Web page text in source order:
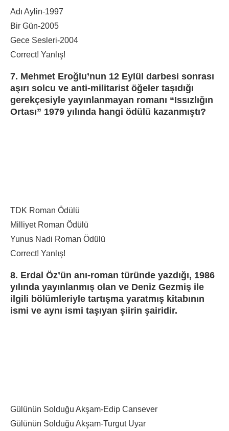
Adı Aylin-1997
Bir Gün-2005
Gece Sesleri-2004
Correct! Yanlış!
7. Mehmet Eroğlu’nun 12 Eylül darbesi sonrası
aşırı solcu ve anti-militarist öğeler taşıdığı
gerekçesiyle yayınlanmayan romanı “Issızlığın
Ortası” 1979 yılında hangi ödülü kazanmıştı?
TDK Roman Ödülü
Milliyet Roman Ödülü
Yunus Nadi Roman Ödülü
Correct! Yanlış!
8. Erdal Öz’ün anı-roman türünde yazdığı, 1986
yılında yayınlanmış olan ve Deniz Gezmiş ile
ilgili bölümleriyle tartışma yaratmış kitabının
ismi ve aynı ismi taşıyan şiirin şairidir.
Gülünün Solduğu Akşam-Edip Cansever
Gülünün Solduğu Akşam-Turgut Uyar